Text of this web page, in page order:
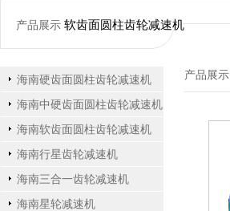
产品展示 软齿面圆柱齿轮减速机
海南硬齿面圆柱齿轮减速机
海南中硬齿面圆柱齿轮减速机
海南软齿面圆柱齿轮减速机
海南行星齿轮减速机
海南三合一齿轮减速机
海南星轮减速机
产品展示